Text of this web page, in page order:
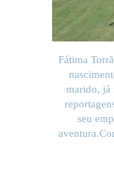
Fátima
marido, já
seu